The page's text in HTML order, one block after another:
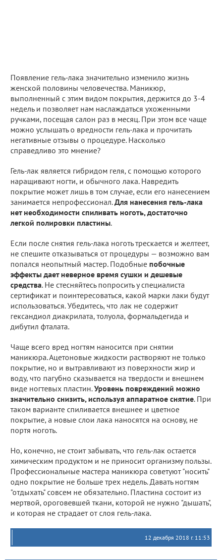
Появление гель-лака значительно изменило жизнь
женской половины человечества. Маникюр,
выполненный с этим видом покрытия, держится до 3-4
недель и позволяет нам наслаждаться ухоженными
ручками, посещая салон раз в месяц. При этом все чаще
можно услышать о вредности гель-лака и прочитать
негативные отзывы о процедуре. Насколько
справедливо это мнение?
Гель-лак является гибридом геля, с помощью которого
наращивают ногти, и обычного лака. Навредить
покрытие может лишь в том случае, если его нанесением
занимается непрофессионал.Для нанесения гель-лака
нет необходимости спиливать ноготь, достаточно
легкой полировки пластины.
Если после снятия гель-лака ноготь трескается и желтеет,
не спешите отказываться от процедуры — возможно вам
попался неопытный мастер. Подобные побочные
эффекты дает неверное время сушки и дешевые
средства. Не стесняйтесь попросить у специалиста
сертификат и поинтересоваться, какой марки лаки будут
использоваться. Убедитесь, что лак не содержит
гександиол диакрилата, толуола, формальдегида и
дибутил фталата.
Чаще всего вред ногтям наносится при снятии
маникюра. Ацетоновые жидкости растворяют не только
покрытие, но и вытравливают из поверхности жир и
воду, что пагубно сказывается на твердости и внешнем
виде ногтевых пластин.Уровень повреждений можно
значительно снизить, используя аппаратное снятие. При
таком варианте спиливается внешнее и цветное
покрытие, а новые слои лака наносятся на основу, не
портя ноготь.
Но, конечно, не стоит забывать, что гель-лак остается
химическим продуктом и не приносит организму пользы.
Профессиональные мастера маникюра советуют "носить"
одно покрытие не больше трех недель. Давать ногтям
"отдыхать" совсем не обязательно. Пластина состоит из
мертвой, ороговевшей ткани, которой не нужно "дышать",
и которая не страдает от слоя гель-лака.
12 декабря 2018 г. 11:53